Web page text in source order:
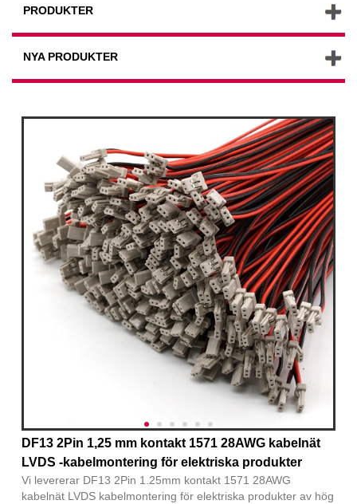
PRODUKTER
NYA PRODUKTER
DF13 2Pin 1,25 mm kontakt 1571 28AWG kabelnät
LVDS -kabelmontering för elektriska produkter
Vi levererar DF13 2Pin 1.25mm kontakt 1571 28AWG
kabelnät LVDS kabelmontering för elektriska produkter av hög